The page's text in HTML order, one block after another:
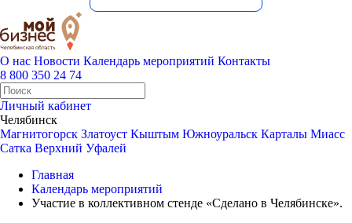
О нас Новости Календарь мероприятий Контакты
8 800 350 24 74
Личный кабинет
Челябинск
Магнитогорск Златоуст Кыштым Южноуральск Карталы Миасс
Сатка Верхний Уфалей
Главная
Календарь мероприятий
Участие в коллективном стенде «Сделано в Челябинске».